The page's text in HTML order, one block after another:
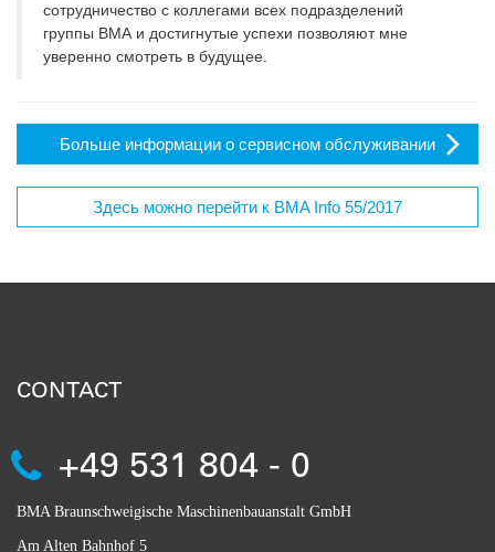
сотрудничество с коллегами всех подразделений
группы ВМА и достигнутые успехи позволяют мне
уверенно смотреть в будущее.
Больше информации о сервисном обслуживании
Здесь можно перейти к BMA Info 55/2017
CONTACT
+49 531 804 - 0
BMA Braunschweigische Maschinenbauanstalt GmbH
Am Alten Bahnhof 5